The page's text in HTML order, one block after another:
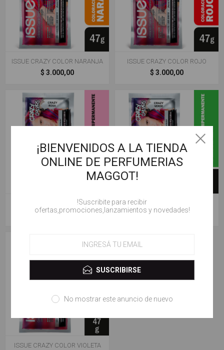
ISSUE CRAZY COLOR NARANJA
$ 3.000,00
ISSUE CRAZY COLOR ROJO
$ 3.000,00
ISSUE CRAZY COLOR ROSA
$ 3.000,00
ISSUE CRAZY COLOR VERDE
$ 3.000,00
ISSUE CRAZY COLOR VIOLETA
¡BIENVENIDOS A LA TIENDA
ONLINE DE PERFUMERIAS
MAGGOT!
!Suscribite para recibir
ofertas,promociones,lanzamientos y novedades!
SUSCRIBIRSE
No mostrar este anuncio de nuevo